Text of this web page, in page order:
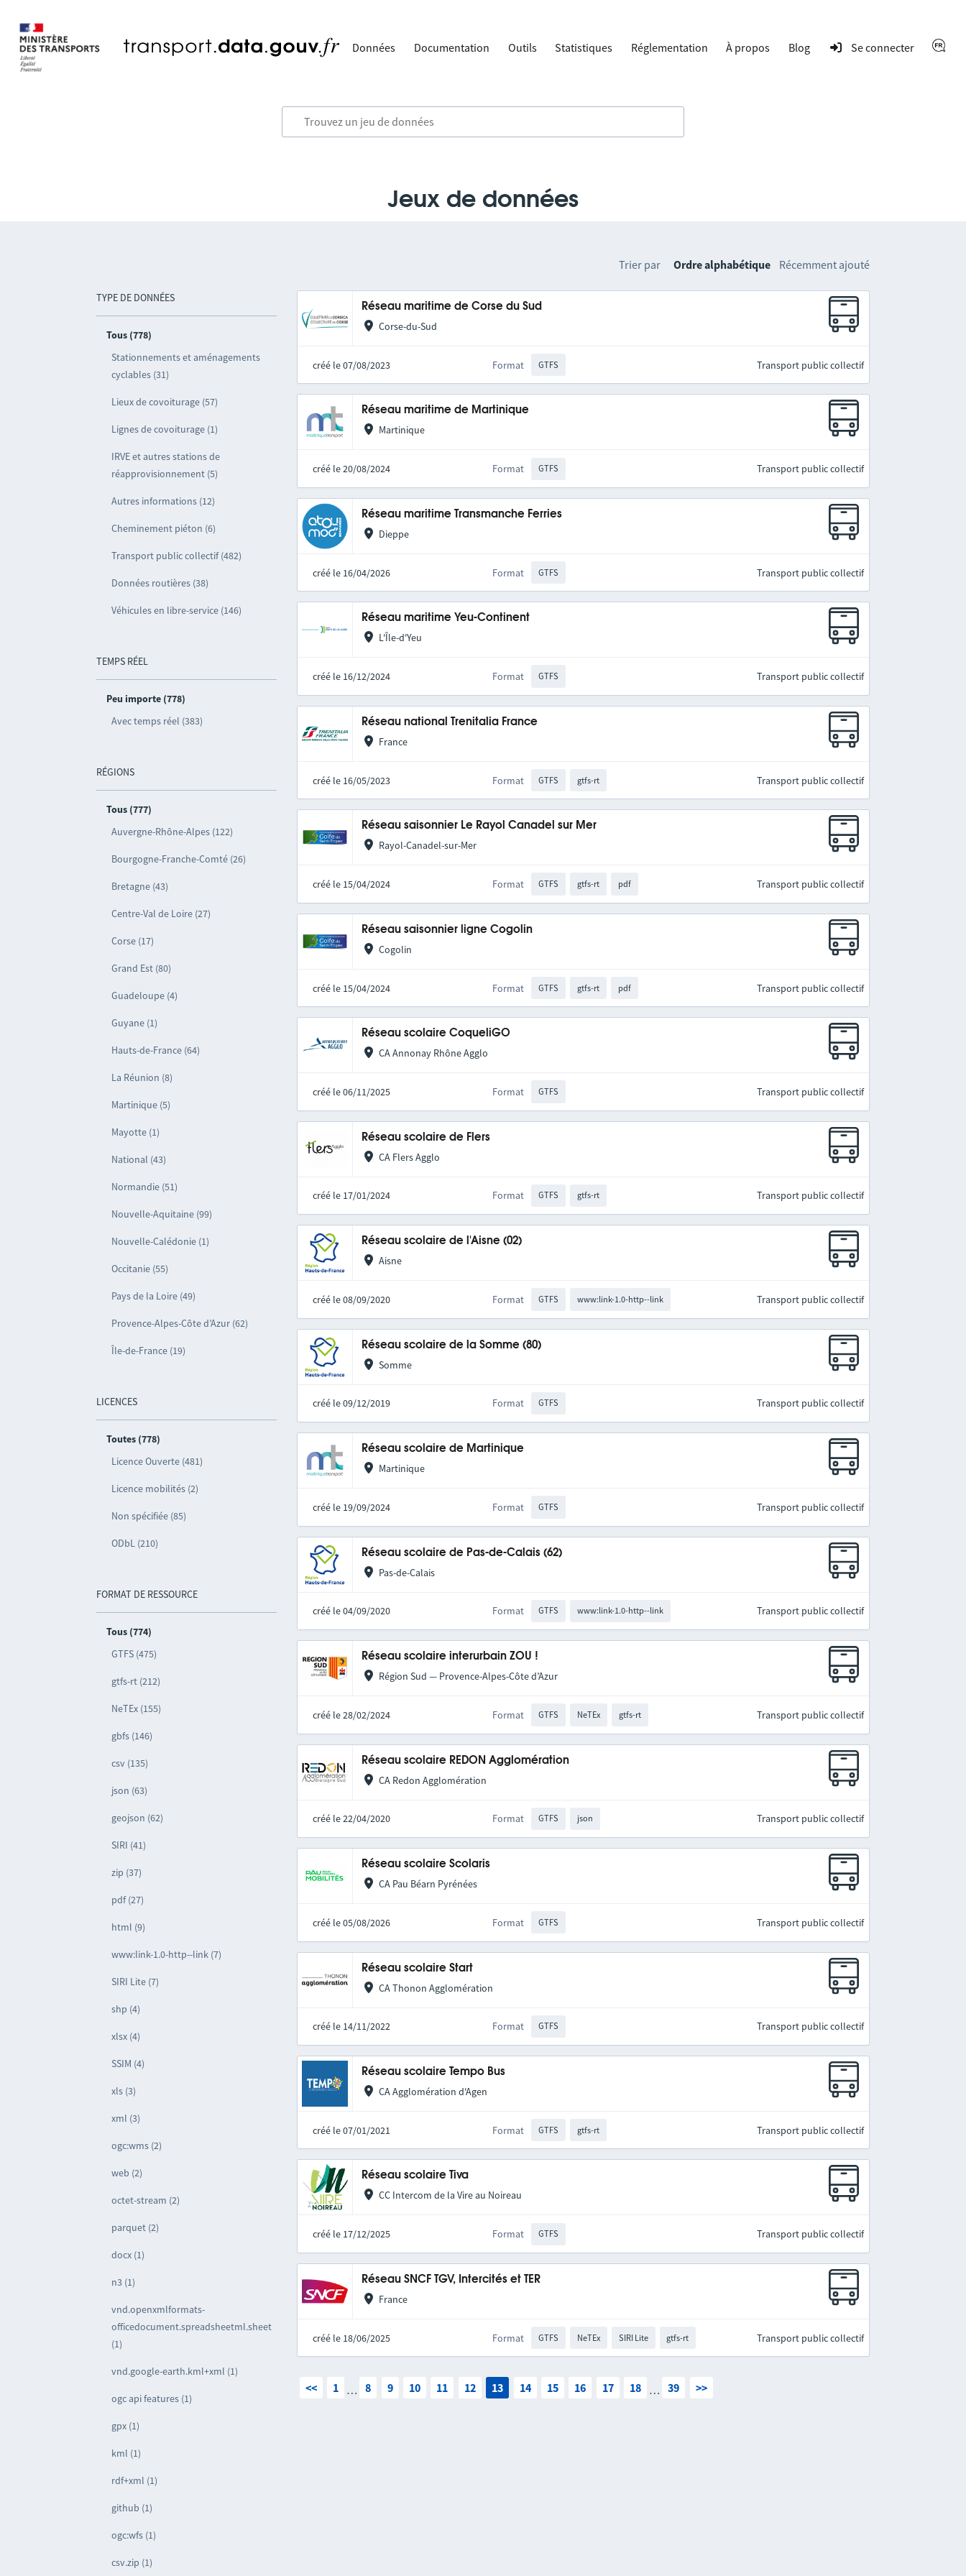
Données Documentation Outils Statistiques Réglementation À propos Blog Se connecter
Jeux de données
TYPE DE DONNÉES
Tous (778)
Stationnements et aménagements
cyclables (31)
Lieux de covoiturage (57)
Lignes de covoiturage (1)
IRVE et autres stations de
réapprovisionnement (5)
Autres informations (12)
Cheminement piéton (6)
Transport public collectif (482)
Données routières (38)
Véhicules en libre-service (146)
TEMPS RÉEL
Peu importe (778)
Avec temps réel (383)
RÉGIONS
Tous (777)
Auvergne-Rhône-Alpes (122)
Bourgogne-Franche-Comté (26)
Bretagne (43)
Centre-Val de Loire (27)
Corse (17)
Grand Est (80)
Guadeloupe (4)
Guyane (1)
Hauts-de-France (64)
La Réunion (8)
Martinique (5)
Mayotte (1)
National (43)
Normandie (51)
Nouvelle-Aquitaine (99)
Nouvelle-Calédonie (1)
Occitanie (55)
Pays de la Loire (49)
Provence-Alpes-Côte d’Azur (62)
Île-de-France (19)
LICENCES
Toutes (778)
Licence Ouverte (481)
Licence mobilités (2)
Non spécifiée (85)
ODbL (210)
FORMAT DE RESSOURCE
Tous (774)
GTFS (475)
gtfs-rt (212)
NeTEx (155)
gbfs (146)
csv (135)
json (63)
geojson (62)
SIRI (41)
zip (37)
pdf (27)
html (9)
www:link-1.0-http--link (7)
SIRI Lite (7)
shp (4)
xlsx (4)
SSIM (4)
xls (3)
xml (3)
ogc:wms (2)
web (2)
octet-stream (2)
parquet (2)
docx (1)
n3 (1)
vnd.openxmlformats-
officedocument.spreadsheetml.sheet
(1)
vnd.google-earth.kml+xml (1)
ogc api features (1)
gpx (1)
kml (1)
rdf+xml (1)
github (1)
ogc:wfs (1)
csv.zip (1)
Trier par Ordre alphabétique Récemment ajouté
Réseau maritime de Corse du Sud
Corse-du-Sud
créé le 07/08/2023 Format GTFS Transport public collectif
Réseau maritime de Martinique
Martinique
créé le 20/08/2024 Format GTFS Transport public collectif
Réseau maritime Transmanche Ferries
Dieppe
créé le 16/04/2026 Format GTFS Transport public collectif
Réseau maritime Yeu-Continent
L'Île-d'Yeu
créé le 16/12/2024 Format GTFS Transport public collectif
Réseau national Trenitalia France
France
créé le 16/05/2023 Format GTFS gtfs-rt Transport public collectif
Réseau saisonnier Le Rayol Canadel sur Mer
Rayol-Canadel-sur-Mer
créé le 15/04/2024 Format GTFS gtfs-rt pdf Transport public collectif
Réseau saisonnier ligne Cogolin
Cogolin
créé le 15/04/2024 Format GTFS gtfs-rt pdf Transport public collectif
Réseau scolaire CoqueliGO
CA Annonay Rhône Agglo
créé le 06/11/2025 Format GTFS Transport public collectif
Réseau scolaire de Flers
CA Flers Agglo
créé le 17/01/2024 Format GTFS gtfs-rt Transport public collectif
Réseau scolaire de l'Aisne (02)
Aisne
créé le 08/09/2020 Format GTFS www:link-1.0-http--link Transport public collectif
Réseau scolaire de la Somme (80)
Somme
créé le 09/12/2019 Format GTFS Transport public collectif
Réseau scolaire de Martinique
Martinique
créé le 19/09/2024 Format GTFS Transport public collectif
Réseau scolaire de Pas-de-Calais (62)
Pas-de-Calais
créé le 04/09/2020 Format GTFS www:link-1.0-http--link Transport public collectif
Réseau scolaire interurbain ZOU !
Région Sud — Provence-Alpes-Côte d’Azur
créé le 28/02/2024 Format GTFS NeTEx gtfs-rt Transport public collectif
Réseau scolaire REDON Agglomération
CA Redon Agglomération
créé le 22/04/2020 Format GTFS json Transport public collectif
Réseau scolaire Scolaris
CA Pau Béarn Pyrénées
créé le 05/08/2026 Format GTFS Transport public collectif
Réseau scolaire Start
CA Thonon Agglomération
créé le 14/11/2022 Format GTFS Transport public collectif
Réseau scolaire Tempo Bus
CA Agglomération d'Agen
créé le 07/01/2021 Format GTFS gtfs-rt Transport public collectif
Réseau scolaire Tiva
CC Intercom de la Vire au Noireau
créé le 17/12/2025 Format GTFS Transport public collectif
Réseau SNCF TGV, Intercités et TER
France
créé le 18/06/2025 Format GTFS NeTEx SIRI Lite gtfs-rt Transport public collectif
<< 1 … 8 9 10 11 12 13 14 15 16 17 18 … 39 >>